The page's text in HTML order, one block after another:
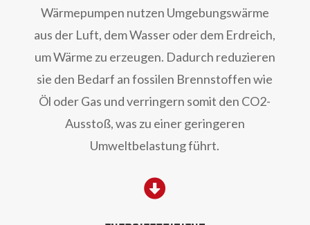
Wärmepumpen nutzen Umgebungswärme
aus der Luft, dem Wasser oder dem Erdreich,
um Wärme zu erzeugen. Dadurch reduzieren
sie den Bedarf an fossilen Brennstoffen wie
Öl oder Gas und verringern somit den CO2-
Ausstoß, was zu einer geringeren
Umweltbelastung führt.
